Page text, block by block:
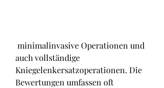
auch vollständige
Kniegelenkersatzoperationen. Die
Bewertungen umfassen oft